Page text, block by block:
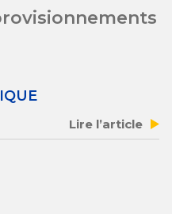
Lire l’article